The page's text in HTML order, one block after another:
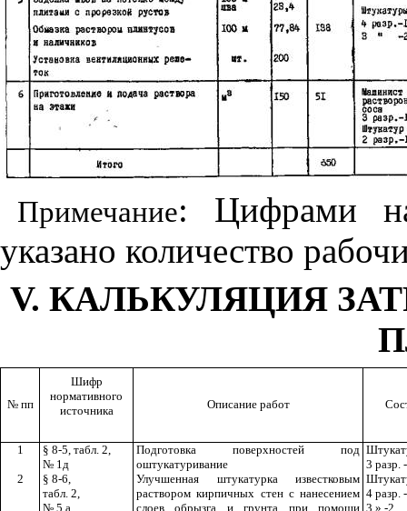
Примечание: Цифрами
указано количество
V. КАЛЬКУЛЯЦИЯ
№ пп
Шифр
нормативного
источника
Описание работ
1
§ 8-5, табл. 2,
№ 1д
Подготовка поверхностей под
оштукатуривание
3 разр.
2
§ 8-6,
табл. 2,
№ 5 а
Улучшенная штукатурка известковым
раствором кирпичных стен с нанесением
слоев обрызга и грунта при помощи
4 разр.
3 » -2